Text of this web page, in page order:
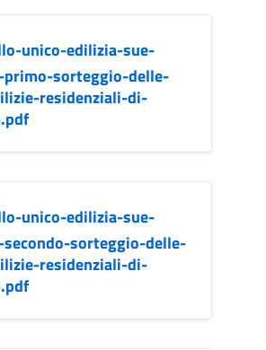
unico-edilizia-sue-
primo-sorteggio-delle-
residenziali-di-
unico-edilizia-sue-
sorteggio-delle-
residenziali-di-